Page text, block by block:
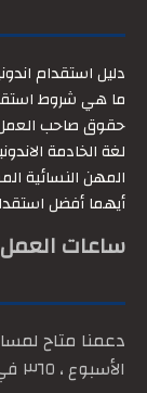
دليل استقدام
ما هي شروط
حقوق صاحب العمل
لغة الخادمة
المهن النسائية
أيهما أفضل
ساعات العمل
الأسبوع ، ٣٦٥ في العام.